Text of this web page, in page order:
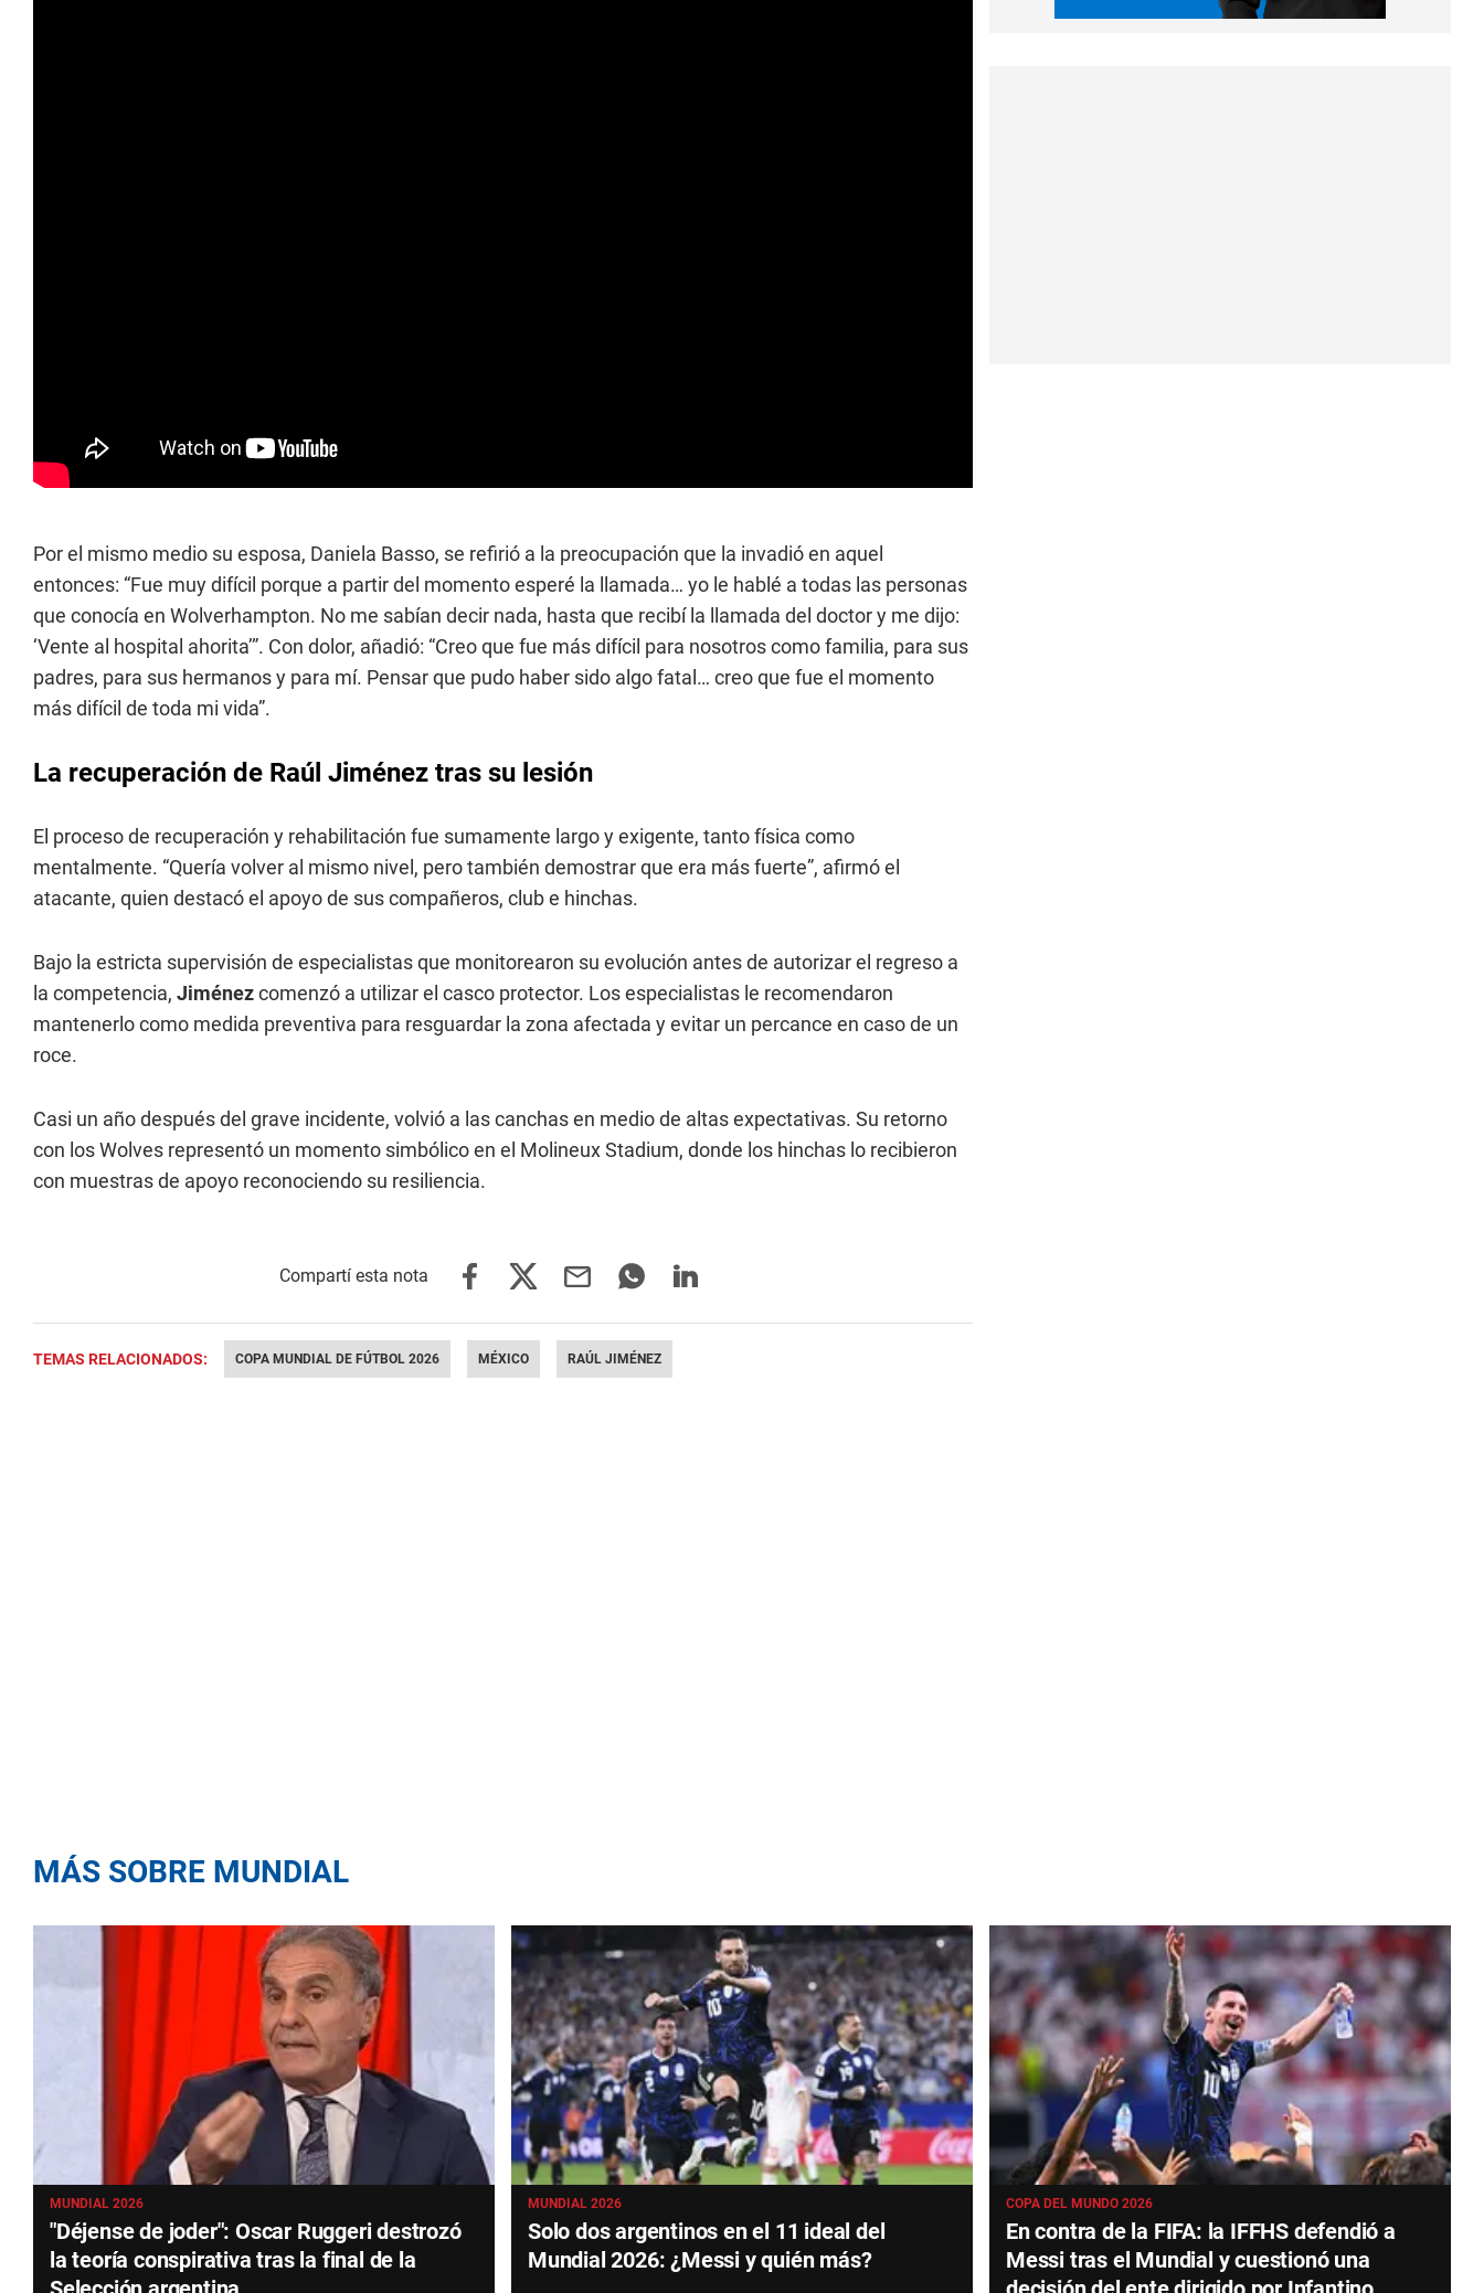
Por el mismo medio su esposa, Daniela Basso, se refirió a la preocupación que la invadió en aquel
entonces: “Fue muy difícil porque a partir del momento esperé la llamada… yo le hablé a todas las personas
que conocía en Wolverhampton. No me sabían decir nada, hasta que recibí la llamada del doctor y me dijo:
‘Vente al hospital ahorita’”. Con dolor, añadió: “Creo que fue más difícil para nosotros como familia, para sus
padres, para sus hermanos y para mí. Pensar que pudo haber sido algo fatal… creo que fue el momento
más difícil de toda mi vida”.
La recuperación de Raúl Jiménez tras su lesión
El proceso de recuperación y rehabilitación fue sumamente largo y exigente, tanto física como
mentalmente. “Quería volver al mismo nivel, pero también demostrar que era más fuerte”, afirmó el
atacante, quien destacó el apoyo de sus compañeros, club e hinchas.
Bajo la estricta supervisión de especialistas que monitorearon su evolución antes de autorizar el regreso a
la competencia, Jiménezcomenzó a utilizar el casco protector. Los especialistas le recomendaron
mantenerlo como medida preventiva para resguardar la zona afectada y evitar un percance en caso de un
roce.
Casi un año después del grave incidente, volvió a las canchas en medio de altas expectativas. Su retorno
con los Wolves representó un momento simbólico en el Molineux Stadium, donde los hinchas lo recibieron
con muestras de apoyo reconociendo su resiliencia.
TEMAS RELACIONADOS: COPA MUNDIAL DE FÚTBOL 2026 MÉXICO RAÚL JIMÉNEZ
MÁS SOBRE MUNDIAL
MUNDIAL 2026
"Déjense de joder": Oscar Ruggeri destrozó
la teoría conspirativa tras la final de la
MUNDIAL 2026
Solo dos argentinos en el 11 ideal del
Mundial 2026: ¿Messi y quién más?
COPA DEL MUNDO 2026
En contra de la FIFA: la IFFHS defendió a
Messi tras el Mundial y cuestionó una